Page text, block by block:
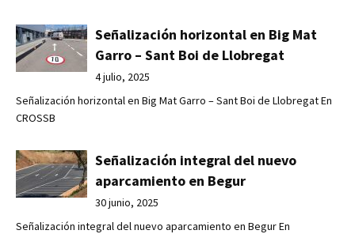
Señalización horizontal en Big Mat
Garro – Sant Boi de Llobregat
4 julio, 2025
Señalización horizontal en Big Mat Garro – Sant Boi de Llobregat En
CROSSB
Señalización integral del nuevo
aparcamiento en Begur
30 junio, 2025
Señalización integral del nuevo aparcamiento en Begur En